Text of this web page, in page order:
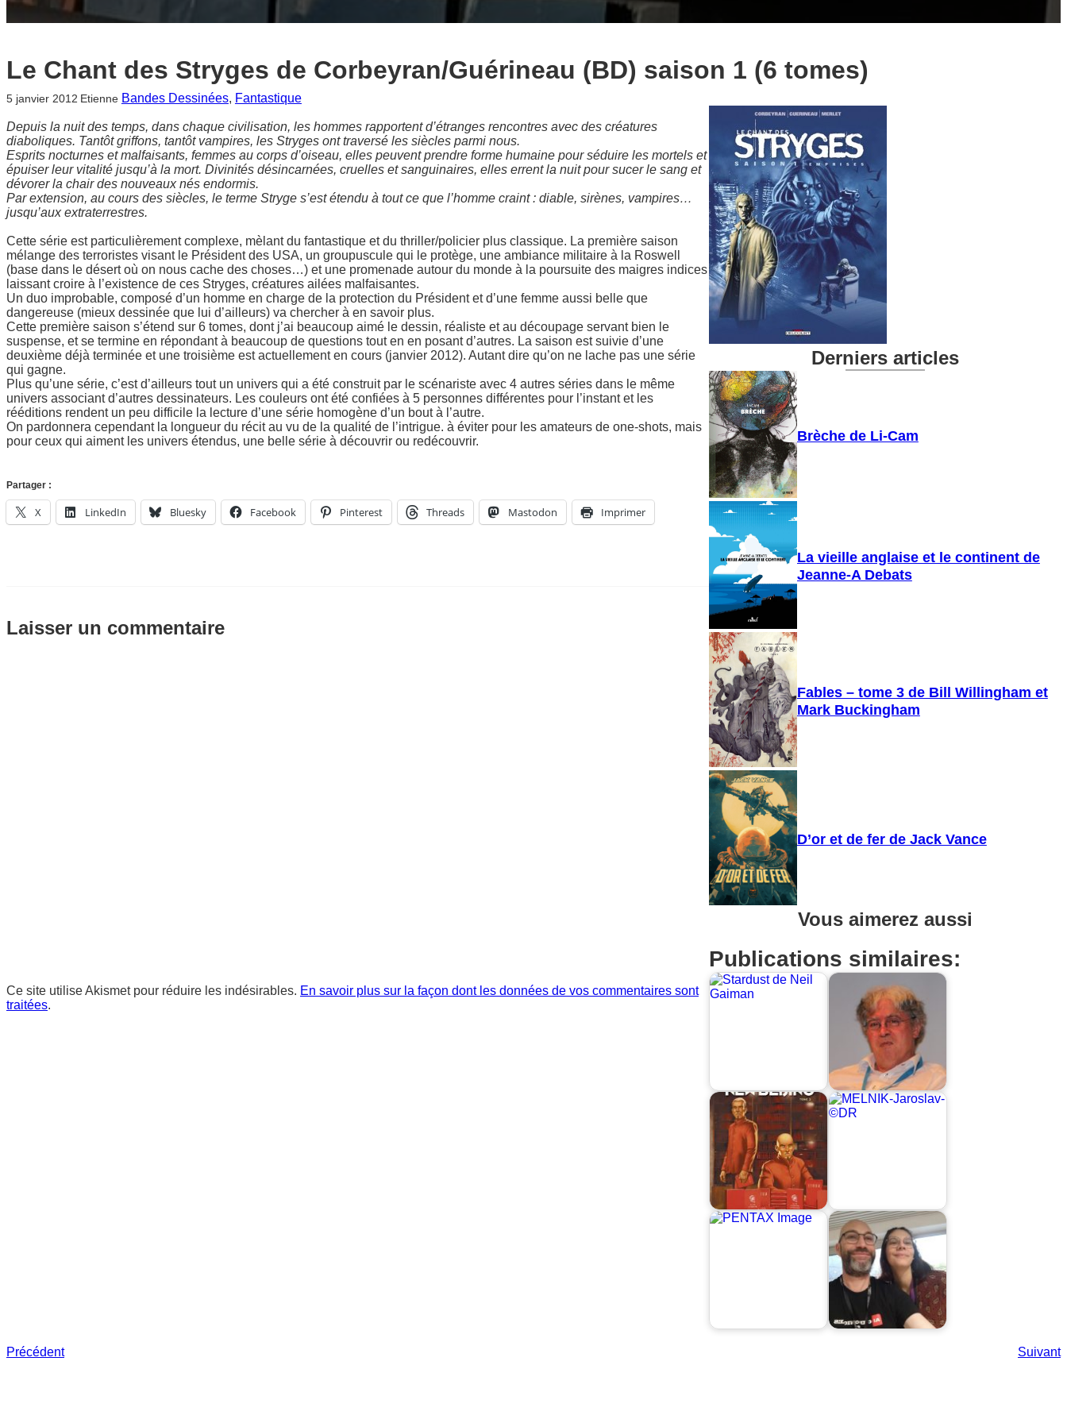
Le Chant des Stryges de Corbeyran/Guérineau (BD) saison 1 (6 tomes)
5 janvier 2012 Etienne Bandes Dessinées, Fantastique
Depuis la nuit des temps, dans chaque civilisation, les hommes rapportent d’étranges rencontres avec des créatures
diaboliques. Tantôt griffons, tantôt vampires, les Stryges ont traversé les siècles parmi nous.
Esprits nocturnes et malfaisants, femmes au corps d’oiseau, elles peuvent prendre forme humaine pour séduire les mortels et
épuiser leur vitalité jusqu’à la mort. Divinités désincarnées, cruelles et sanguinaires, elles errent la nuit pour sucer le sang et
dévorer la chair des nouveaux nés endormis.
Par extension, au cours des siècles, le terme Stryge s’est étendu à tout ce que l’homme craint : diable, sirènes, vampires…
jusqu’aux extraterrestres.
Cette série est particulièrement complexe, mèlant du fantastique et du thriller/policier plus classique. La première saison
mélange des terroristes visant le Président des USA, un groupuscule qui le protège, une ambiance militaire à la Roswell
(base dans le désert où on nous cache des choses…) et une promenade autour du monde à la poursuite des maigres indices
laissant croire à l’existence de ces Stryges, créatures ailées malfaisantes.
Un duo improbable, composé d’un homme en charge de la protection du Président et d’une femme aussi belle que
dangereuse (mieux dessinée que lui d’ailleurs) va chercher à en savoir plus.
Cette première saison s’étend sur 6 tomes, dont j’ai beaucoup aimé le dessin, réaliste et au découpage servant bien le
suspense, et se termine en répondant à beaucoup de questions tout en en posant d’autres. La saison est suivie d’une
deuxième déjà terminée et une troisième est actuellement en cours (janvier 2012). Autant dire qu’on ne lache pas une série
qui gagne.
Plus qu’une série, c’est d’ailleurs tout un univers qui a été construit par le scénariste avec 4 autres séries dans le même
univers associant d’autres dessinateurs. Les couleurs ont été confiées à 5 personnes différentes pour l’instant et les
rééditions rendent un peu difficile la lecture d’une série homogène d’un bout à l’autre.
On pardonnera cependant la longueur du récit au vu de la qualité de l’intrigue. à éviter pour les amateurs de one-shots, mais
pour ceux qui aiment les univers étendus, une belle série à découvrir ou redécouvrir.
Partager :
X LinkedIn Bluesky Facebook Pinterest Threads Mastodon Imprimer
Laisser un commentaire
Ce site utilise Akismet pour réduire les indésirables. En savoir plus sur la façon dont les données de vos commentaires sont
traitées.
Derniers articles
Brèche de Li-Cam
La vieille anglaise et le continent de
Jeanne-A Debats
Fables – tome 3 de Bill Willingham et
Mark Buckingham
D’or et de fer de Jack Vance
Vous aimerez aussi
Publications similaires:
Précédent Suivant